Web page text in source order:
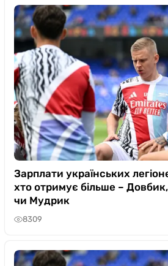
Зарплати українських
хто отримує більше –
чи Мудрик
8309